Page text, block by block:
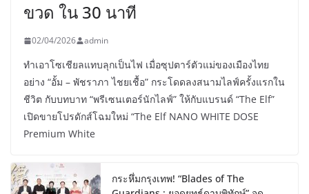
ขวด ใน 30 นาที
02/04/2026 admin
ทำเอาโซเชียลแทบลุกเป็นไฟ เมื่อซุปตาร์ตัวแม่ของเมืองไทย
อย่าง “อั้ม – พัชราภา ไชยเชื้อ” กระโดดลงสนามไลฟ์ครั้งแรกใน
ชีวิต กับบทบาท “พรีเซนเตอร์นักไลฟ์” ให้กับแบรนด์ “The Elf”
เปิดขายโปรดักส์โฉมใหม่ “The Elf NANO WHITE DOSE
Premium White
กระหึ่มกรุงเทพ! “Blades of The